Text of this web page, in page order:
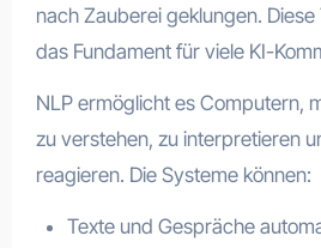
nach Zauberei geklungen.
das Fundament für viele KI-
NLP ermöglicht es Computern,
zu verstehen, zu interpretieren
reagieren. Die Systeme können:
Texte und Gespräche